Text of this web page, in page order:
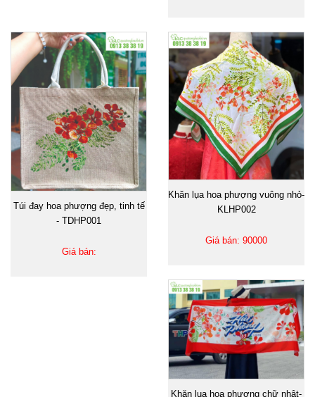
Túi đay hoa phượng đẹp, tinh tế
- TDHP001
Giá bán:
Khăn lụa hoa phượng vuông nhỏ-
KLHP002
Giá bán: 90000
Khăn lụa hoa phượng chữ nhật-